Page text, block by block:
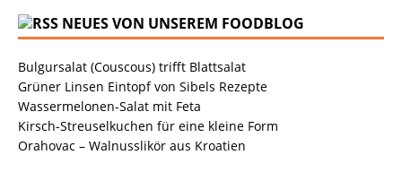
NEUES VON UNSEREM FOODBLOG
Bulgursalat (Couscous) trifft Blattsalat
Grüner Linsen Eintopf von Sibels Rezepte
Wassermelonen-Salat mit Feta
Kirsch-Streuselkuchen für eine kleine Form
Orahovac – Walnusslikör aus Kroatien